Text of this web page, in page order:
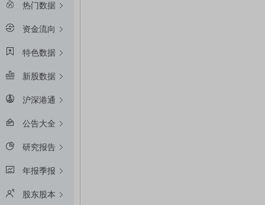
热门数据
资金流向
特色数据
新股数据
沪深港通
公告大全
研究报告
年报季报
股东股本